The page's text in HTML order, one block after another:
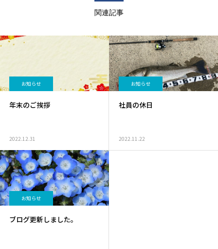
関連記事
お知らせ
年末のご挨拶
2022.12.31
お知らせ
社員の休日
2022.11.22
お知らせ
ブログ更新しました。